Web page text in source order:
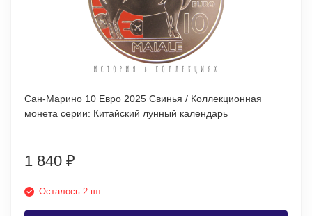
Сан-Марино 10 Евро 2025 Свинья / Коллекционная
монета серии: Китайский лунный календарь
1 840 ₽
Осталось 2 шт.